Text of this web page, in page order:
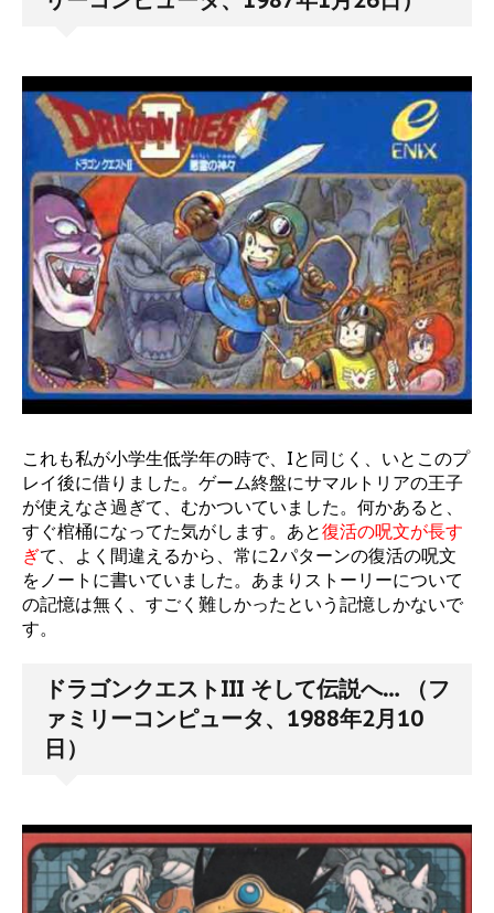
これも私が小学生低学年の時で、Iと同じく、いとこのプ
レイ後に借りました。ゲーム終盤にサマルトリアの王子
が使えなさ過ぎて、むかついていました。何かあると、
すぐ棺桶になってた気がします。あと復活の呪文が長す
ぎて、よく間違えるから、常に2パターンの復活の呪文
をノートに書いていました。あまりストーリーについて
の記憶は無く、すごく難しかったという記憶しかないで
す。
ドラゴンクエストIII そして伝説へ… （フ
ァミリーコンピュータ、1988年2月10
日）